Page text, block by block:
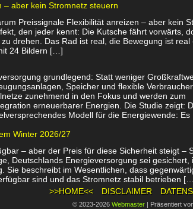
– aber kein Stromnetz steuern
Preissignale Flexibilität anreizen – aber kein
den jeder kennt: Die Kutsche fährt vorwärts,
drehen. Das Rad ist real, die Bewegung ist real
24 Bildern […]
grundlegend: Statt weniger
Speicher und flexible
zunehmend in den Fokus und werden zum
erneuerbarer Energien. Die Studie zeigt:
Modell für die Energiewende: Es
Winter 2026/27
– aber der Preis für diese Sicherheit steigt –
Deutschlands Energieversorgung sei gesichert,
Sie beschreibt im Wesentlichen, dass
sind und das Stromnetz stabil betrieben
>>HOME<< DISCLAIMER
© 2023-2026 Webmaster | Präsentiert